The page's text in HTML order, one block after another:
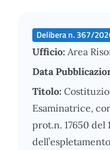
Delibera n. 367/
Ufficio: Area
Data
Titolo:
Esaminatrice,
prot.n. 17650